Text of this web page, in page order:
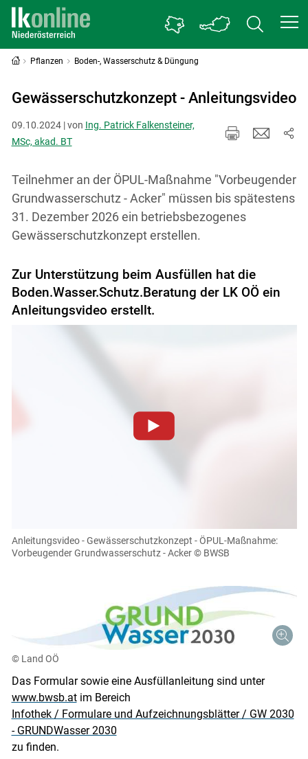
Skip to main content
Pflanzen Boden-, Wasserschutz & Düngung
Gewässerschutzkonzept - Anleitungsvideo
09.10.2024 | von Ing. Patrick Falkensteiner,
MSc, akad. BT
Teilnehmer an der ÖPUL-Maßnahme "Vorbeugender
Grundwasserschutz - Acker" müssen bis spätestens
31. Dezember 2026 ein betriebsbezogenes
Gewässerschutzkonzept erstellen.
Zur Unterstützung beim Ausfüllen hat die
Boden.Wasser.Schutz.Beratung der LK OÖ ein
Anleitungsvideo erstellt.
einsehen und korrigieren
Akzeptieren
Cookies Einstellungen
Anleitungsvideo - Gewässerschutzkonzept - ÖPUL-Maßnahme:
Vorbeugender Grundwasserschutz - Acker © BWSB
© Land OÖ
Das Formular sowie eine Ausfüllanleitung sind unter
www.bwsb.atim Bereich
Infothek / Formulare und Aufzeichnungsblätter / GW 2030
- GRUNDWasser 2030
zu finden.